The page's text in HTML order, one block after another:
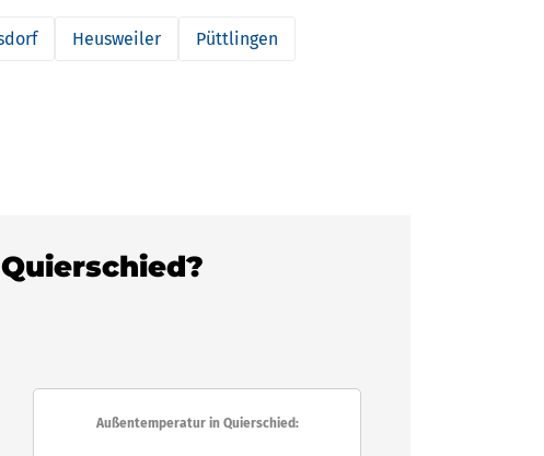
Heusweiler Püttlingen
Außentemperatur in Quierschied: